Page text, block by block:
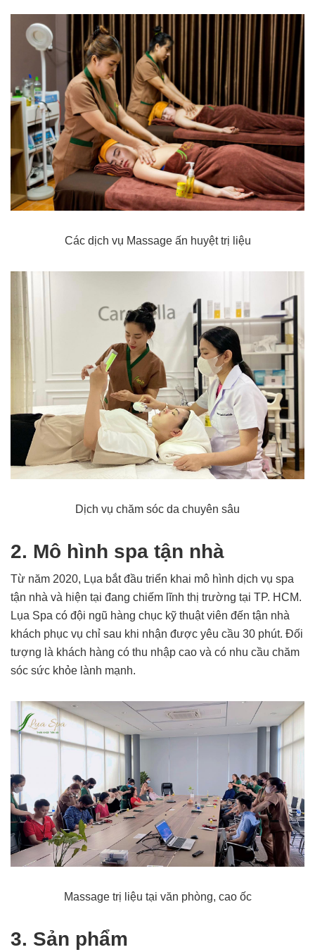
Các dịch vụ Massage ấn huyệt trị liệu
Dịch vụ chăm sóc da chuyên sâu
2. Mô hình spa tận nhà
Từ năm 2020, Lụa bắt đầu triển khai mô hình dịch vụ spa
tận nhà và hiện tại đang chiếm lĩnh thị trường tại TP. HCM.
Lụa Spa có đội ngũ hàng chục kỹ thuật viên đến tận nhà
khách phục vụ chỉ sau khi nhận được yêu cầu 30 phút. Đối
tượng là khách hàng có thu nhập cao và có nhu cầu chăm
sóc sức khỏe lành mạnh.
Massage trị liệu tại văn phòng, cao ốc
3. Sản phẩm